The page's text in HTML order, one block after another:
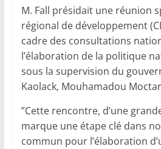
M. Fall présidait une réunion
régional de développement
cadre des consultations
l’élaboration de la politique
sous la supervision du
Kaolack, Mouhamadou
”Cette rencontre, d’une
marque une étape clé dans
commun pour l’élaboration